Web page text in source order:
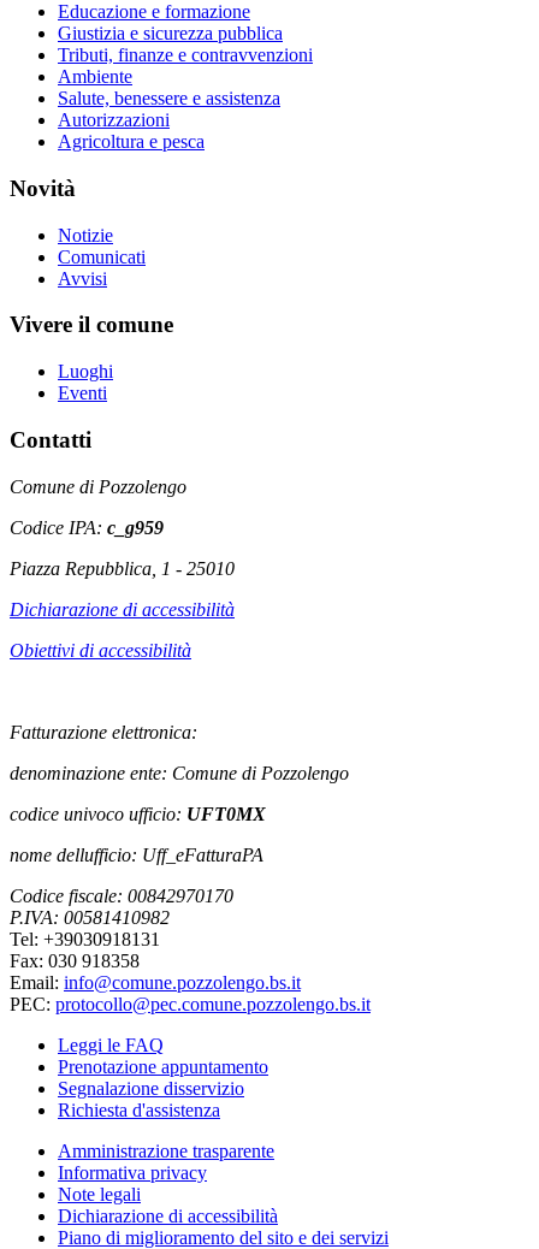
Educazione e formazione
Giustizia e sicurezza pubblica
Tributi, finanze e contravvenzioni
Ambiente
Salute, benessere e assistenza
Autorizzazioni
Agricoltura e pesca
Novità
Notizie
Comunicati
Avvisi
Vivere il comune
Luoghi
Eventi
Contatti
Comune di Pozzolengo
Codice IPA: c_g959
Piazza Repubblica, 1 - 25010
Dichiarazione di accessibilità
Obiettivi di accessibilità
Fatturazione elettronica:
denominazione ente: Comune di Pozzolengo
codice univoco ufficio: UFT0MX
nome dellufficio: Uff_eFatturaPA
Codice fiscale: 00842970170
P.IVA: 00581410982
Tel: +39030918131
Fax: 030 918358
Email: info@comune.pozzolengo.bs.it
PEC: protocollo@pec.comune.pozzolengo.bs.it
Leggi le FAQ
Prenotazione appuntamento
Segnalazione disservizio
Richiesta d'assistenza
Amministrazione trasparente
Informativa privacy
Note legali
Dichiarazione di accessibilità
Piano di miglioramento del sito e dei servizi